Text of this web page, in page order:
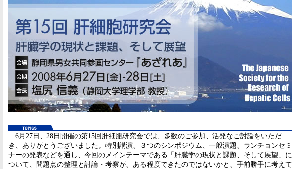
6月27日、28日開催の第15回肝細胞研究会では、多数のご参加、活発なご討論をいただ
き、ありがとうございました。特別講演、３つのシンポジウム、一般演題、ランチョンセミ
ナーの発表などを通し、今回のメインテーマである「肝臓学の現状と課題、そして展望」に
ついて、問題点の整理と討論・考察が、ある程度できたのではないかと、手前勝手に考えて